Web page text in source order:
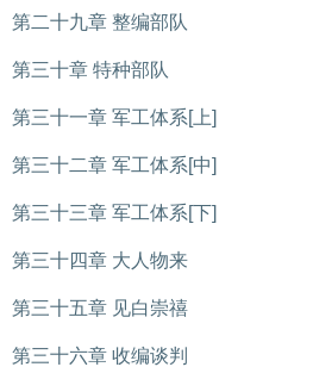
第二十九章 整编部队
第三十章 特种部队
第三十一章 军工体系[上]
第三十二章 军工体系[中]
第三十三章 军工体系[下]
第三十四章 大人物来
第三十五章 见白崇禧
第三十六章 收编谈判